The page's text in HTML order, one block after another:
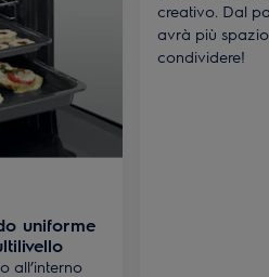
uniforme
all’interno
creativo. Dal
avrà più
condividere!